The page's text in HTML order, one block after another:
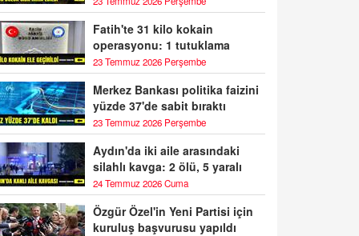
Fatih'te 31 kilo kokain
operasyonu: 1 tutuklama
23 Temmuz 2026 Perşembe
Merkez Bankası politika faizini
yüzde 37'de sabit bıraktı
23 Temmuz 2026 Perşembe
Aydın'da iki aile arasındaki
silahlı kavga: 2 ölü, 5 yaralı
24 Temmuz 2026 Cuma
Özgür Özel'in Yeni Partisi için
kuruluş başvurusu yapıldı